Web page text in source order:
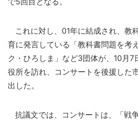
これに対し、01年に結成され、教
育に発言している「教科書問題を考
ク・ひろしま」など3団体が、10月7
役所を訪れ、コンサートを後援した
出した。
抗議文では、コンサートは、「戦